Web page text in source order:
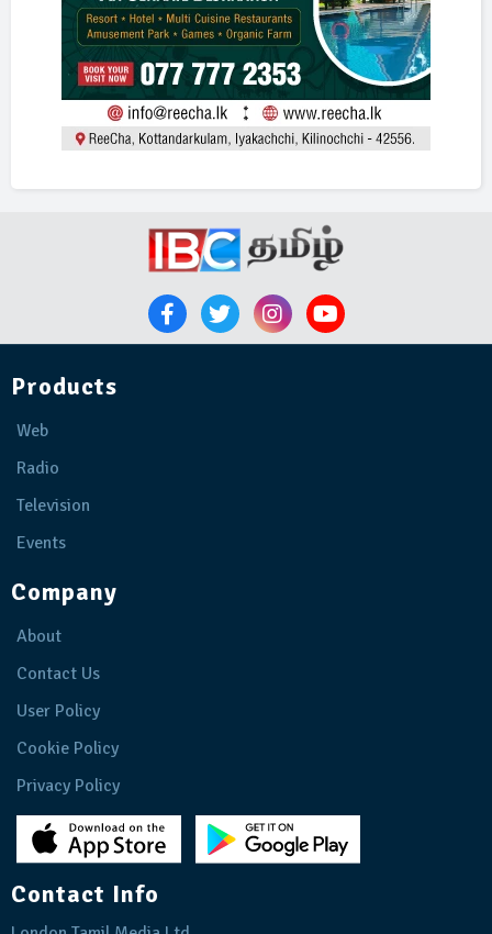
Products
Web
Radio
Television
Events
Company
About
Contact Us
User Policy
Cookie Policy
Privacy Policy
Contact Info